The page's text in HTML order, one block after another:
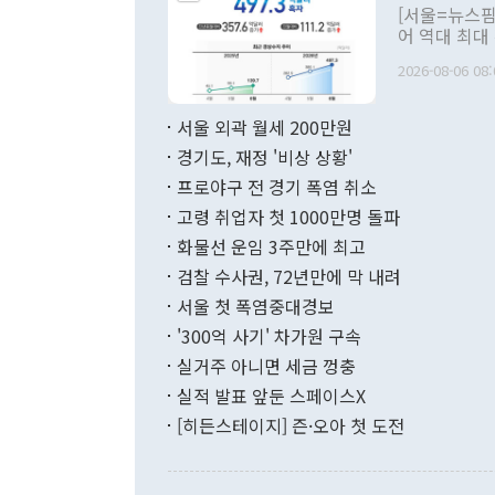
관의 대북
관 부처 장
관의 무리한
다. [정동영 통일부 장관이 지난달 23일 오후 서울 종로구 정부서울청사에
무너졌다고
함께 4자 대
"우리의 선
관은 업무
[서울=뉴스
어 역대 최
료=한국은행] 한국은행이 6일 발표한 '2026년 6월 국제수지(잠정)'
며 월간 기
196.9% 급
수출은
기록했지만
로 전환됐다.
는 배당수입
2026-08-06
서울 외곽 월세 200만원
경기도, 재정 '비상 상황'
프로야구 전 경기 폭염 취소
고령 취업자 첫 1000만명 돌파
화물선 운임 3주만에 최고
검찰 수사권, 72년만에 막 내려
서울 첫 폭염중대경보
'300억 사기' 차가원 구속
실거주 아니면 세금 껑충
실적 발표 앞둔 스페이스X
[히든스테이지] 즌·오아 첫 도전